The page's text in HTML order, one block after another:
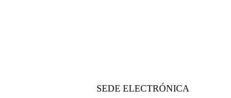
SEDE ELECTRÓNICA